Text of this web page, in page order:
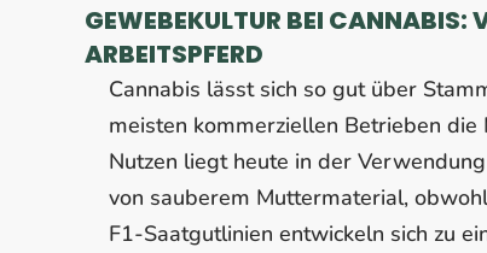
GEWEBEKULTUR BEI CANNABIS:
ARBEITSPFERD
Cannabis lässt sich so gut über
meisten kommerziellen Betrieben
Nutzen liegt heute in der
von sauberem Muttermaterial,
F1-Saatgutlinien entwickeln sich zu